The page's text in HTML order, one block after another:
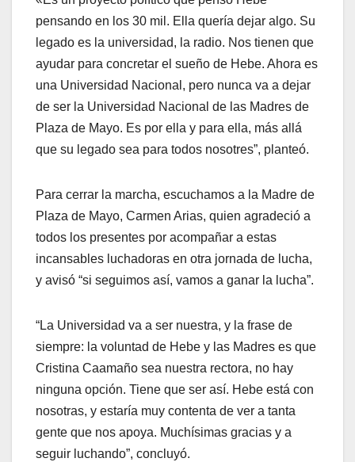
pensando en los 30 mil. Ella quería dejar algo. Su
legado es la universidad, la radio. Nos tienen que
ayudar para concretar el sueño de Hebe. Ahora es
una Universidad Nacional, pero nunca va a dejar
de ser la Universidad Nacional de las Madres de
Plaza de Mayo. Es por ella y para ella, más allá
que su legado sea para todos nosotres”, planteó.
Para cerrar la marcha, escuchamos a la Madre de
Plaza de Mayo, Carmen Arias, quien agradeció a
todos los presentes por acompañar a estas
incansables luchadoras en otra jornada de lucha,
y avisó “si seguimos así, vamos a ganar la lucha”.
“La Universidad va a ser nuestra, y la frase de
siempre: la voluntad de Hebe y las Madres es que
Cristina Caamaño sea nuestra rectora, no hay
ninguna opción. Tiene que ser así. Hebe está con
nosotras, y estaría muy contenta de ver a tanta
gente que nos apoya. Muchísimas gracias y a
seguir luchando”, concluyó.